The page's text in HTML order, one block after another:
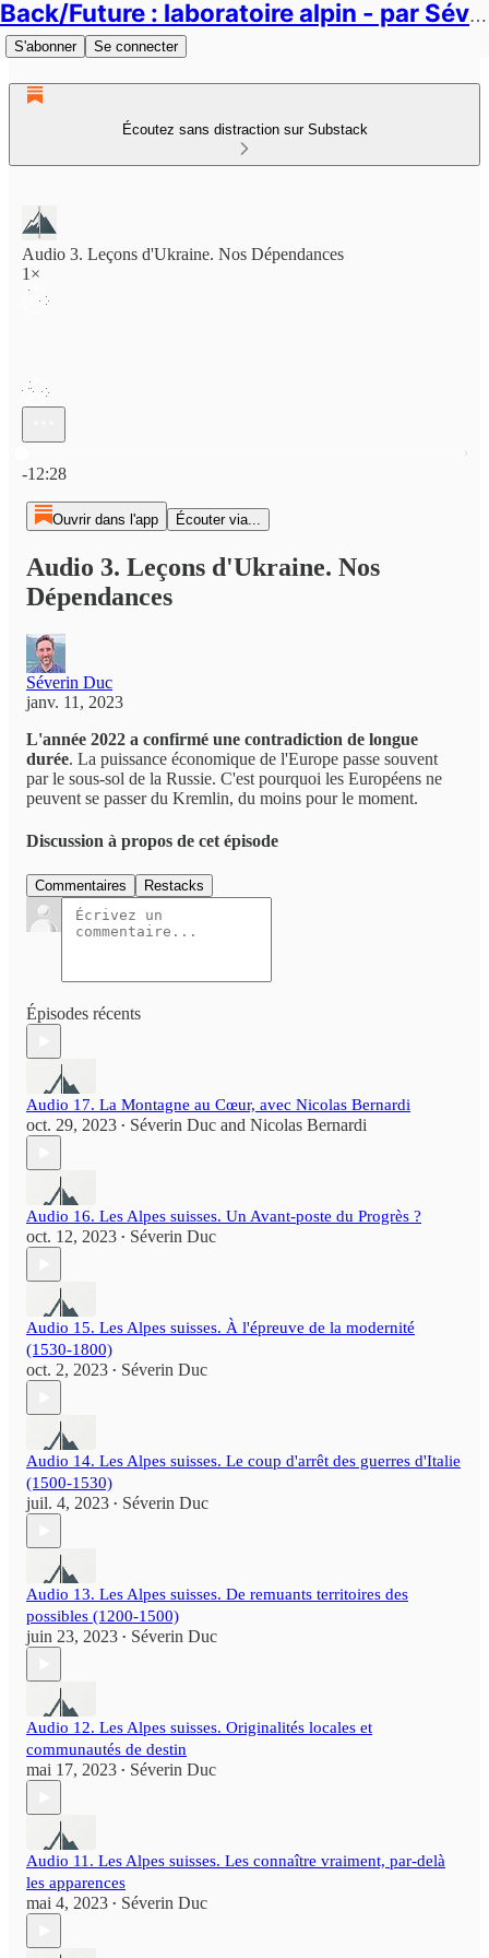
Back/Future : laboratoire alpin - par Séverin Duc
S'abonner Se connecter
Écoutez sans distraction sur Substack
Audio 3. Leçons d'Ukraine. Nos Dépendances
1×
-12:28
Ouvrir dans l'app Écouter via...
Audio 3. Leçons d'Ukraine. Nos
Dépendances
Séverin Duc
janv. 11, 2023
L'année 2022 a confirmé une contradiction de longue
durée. La puissance économique de l'Europe passe souvent
par le sous-sol de la Russie. C'est pourquoi les Européens ne
peuvent se passer du Kremlin, du moins pour le moment.
Discussion à propos de cet épisode
Commentaires Restacks
Épisodes récents
Audio 17. La Montagne au Cœur, avec Nicolas Bernardi
oct. 29, 2023 • Séverin Duc and Nicolas Bernardi
Audio 16. Les Alpes suisses. Un Avant-poste du Progrès ?
oct. 12, 2023 • Séverin Duc
Audio 15. Les Alpes suisses. À l'épreuve de la modernité
(1530-1800)
oct. 2, 2023 • Séverin Duc
Audio 14. Les Alpes suisses. Le coup d'arrêt des guerres d'Italie
(1500-1530)
juil. 4, 2023 • Séverin Duc
Audio 13. Les Alpes suisses. De remuants territoires des
possibles (1200-1500)
juin 23, 2023 • Séverin Duc
Audio 12. Les Alpes suisses. Originalités locales et
communautés de destin
mai 17, 2023 • Séverin Duc
Audio 11. Les Alpes suisses. Les connaître vraiment, par-delà
les apparences
mai 4, 2023 • Séverin Duc